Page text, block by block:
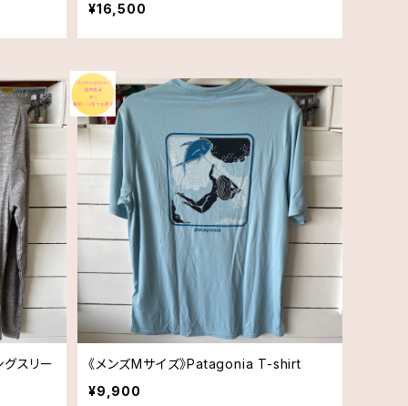
¥16,500
スリー
《メンズMサイズ》Patagonia T-shirt
¥9,900